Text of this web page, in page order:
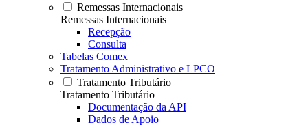
Remessas Internacionais
Remessas Internacionais
Recepção
Consulta
Tabelas Comex
Tratamento Administrativo e LPCO
Tratamento Tributário
Tratamento Tributário
Documentação da API
Dados de Apoio